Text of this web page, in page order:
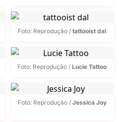
Foto: Reprodução / tattooist dal
Foto: Reprodução / Lucie Tattoo
Foto: Reprodução / Jessica Joy